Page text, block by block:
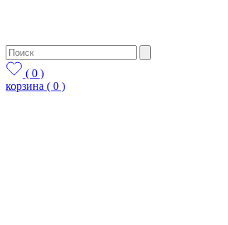
( 0 )
корзина ( 0 )